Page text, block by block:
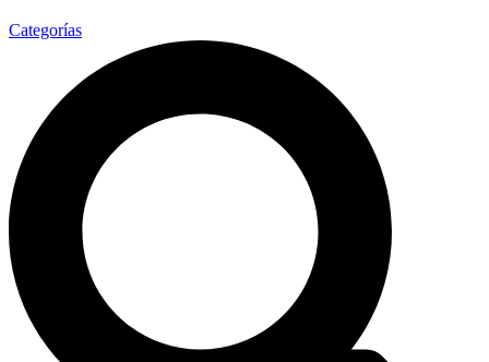
Categorías